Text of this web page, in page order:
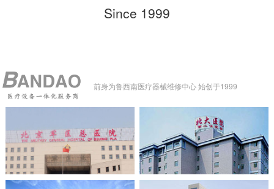
Since 1999
前身为鲁西南医疗器械维修中心 始创于1999